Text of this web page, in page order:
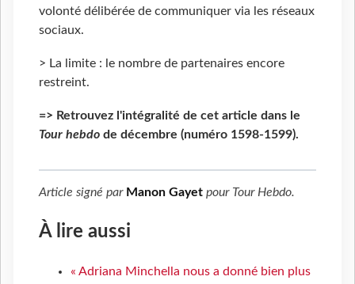
volonté délibérée de communiquer via les réseaux
sociaux.
> La limite : le nombre de partenaires encore
restreint.
=> Retrouvez l'intégralité de cet article dans le
Tour hebdo de décembre (numéro 1598-1599).
Article signé par Manon Gayet pour Tour Hebdo.
À lire aussi
« Adriana Minchella nous a donné bien plus